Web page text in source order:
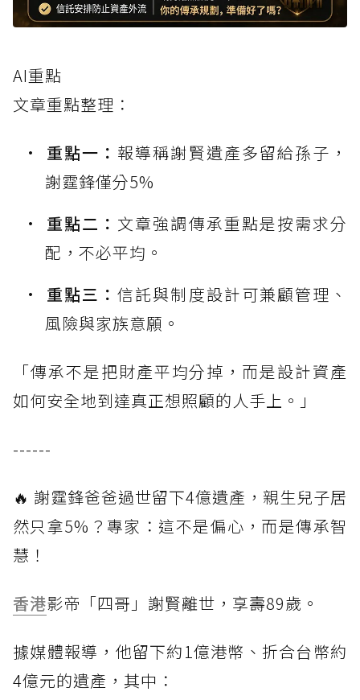
AI重點
文章重點整理：
重點一： 報導稱謝賢遺產多留給孫子，
謝霆鋒僅分5%
重點二： 文章強調傳承重點是按需求分
配，不必平均。
重點三：信託與制度設計可兼顧管理、
風險與家族意願。
「傳承不是把財產平均分掉，而是設計資產
如何安全地到達真正想照顧的人手上。」
------
🔥 謝霆鋒爸爸過世留下4億遺產，親生兒子居
然只拿5%？專家：這不是偏心，而是傳承智
慧！
香港影帝「四哥」謝賢離世，享壽89歲。
據媒體報導，他留下約1億港幣、折合台幣約
4億元的遺產，其中：